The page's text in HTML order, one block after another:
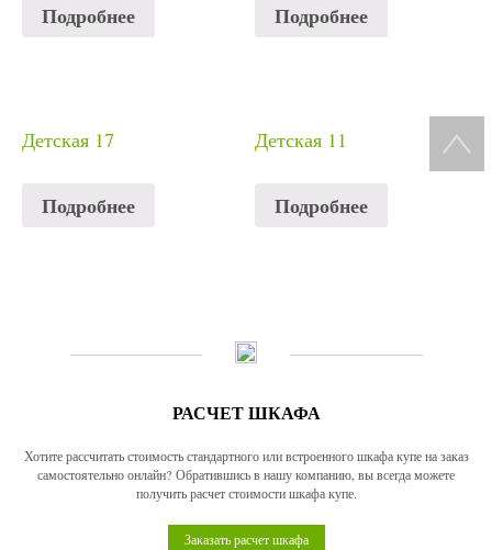
Подробнее Подробнее
Детская 17
Подробнее
Детская 11
Подробнее
РАСЧЕТ ШКАФА
Хотите рассчитать стоимость стандартного или встроенного шкафа купе на заказ
самостоятельно онлайн? Обратившись в нашу компанию, вы всегда можете
получить расчет стоимости шкафа купе.
Заказать расчет шкафа